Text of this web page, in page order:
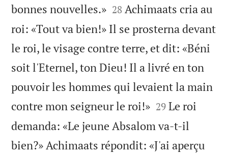
bonnes nouvelles.»
28 Achimaats cria au
roi: «Tout va bien!» Il se prosterna devant
le roi, le visage contre terre, et dit: «Béni
soit l'Eternel, ton Dieu! Il a livré en ton
pouvoir les hommes qui levaient la main
contre mon seigneur le roi!»
29 Le roi
demanda: «Le jeune Absalom va-t-il
bien?» Achimaats répondit: «J'ai aperçu